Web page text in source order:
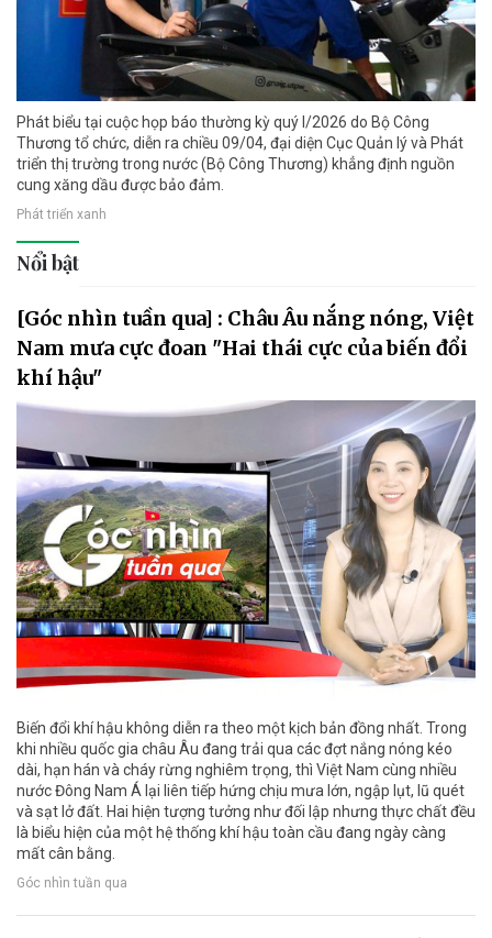
Phát biểu tại cuộc họp báo thường kỳ quý I/2026 do Bộ Công
Thương tổ chức, diễn ra chiều 09/04, đại diện Cục Quản lý và Phát
triển thị trường trong nước (Bộ Công Thương) khẳng định nguồn
cung xăng dầu được bảo đảm.
Phát triển xanh
Nổi bật
[Góc nhìn tuần qua] : Châu Âu nắng nóng, Việt
Nam mưa cực đoan "Hai thái cực của biến đổi
khí hậu"
Biến đổi khí hậu không diễn ra theo một kịch bản đồng nhất. Trong
khi nhiều quốc gia châu Âu đang trải qua các đợt nắng nóng kéo
dài, hạn hán và cháy rừng nghiêm trọng, thì Việt Nam cùng nhiều
nước Đông Nam Á lại liên tiếp hứng chịu mưa lớn, ngập lụt, lũ quét
và sạt lở đất. Hai hiện tượng tưởng như đối lập nhưng thực chất đều
là biểu hiện của một hệ thống khí hậu toàn cầu đang ngày càng
mất cân bằng.
Góc nhìn tuần qua